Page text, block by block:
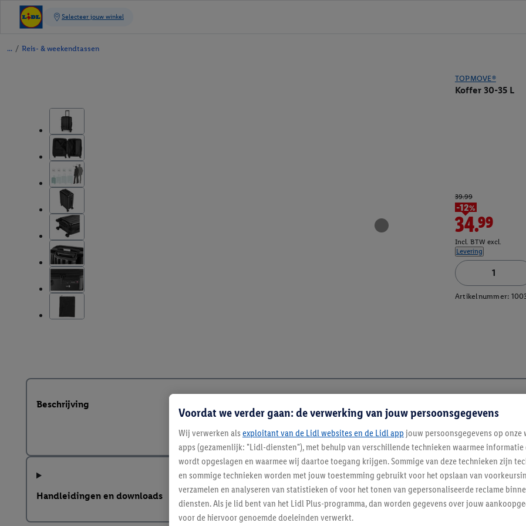
/ Reis- & weekendtassen
TOPMOVE®
Koffer 30-35 L
39.99
-12%
34.99
Incl. BTW excl.
Levering
Artikelnummer:
Beschrijving
Handleidingen en downloads
Voordat we verder gaan: de verwerking van jouw persoonsgegevens
Wij verwerken als exploitant van de Lidl websites en de Lidl app jouw persoonsgegevens op onze
apps (gezamenlijk: "Lidl-diensten"), met behulp van verschillende technieken waarmee
wordt opgeslagen en waarmee wij daartoe toegang krijgen. Sommige van deze technieken zijn
en sommige technieken worden met jouw toestemming gebruikt voor het opslaan van
verzamelen en analyseren van statistieken of voor het tonen van gepersonaliseerde reclame
diensten. Als je lid bent van het Lidl Plus-programma, dan worden gegevens over jouw
voor de hiervoor genoemde doeleinden verwerkt.